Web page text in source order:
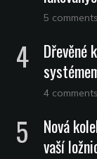
5 comments
Dřevěné
4 comments
Nová
vaší